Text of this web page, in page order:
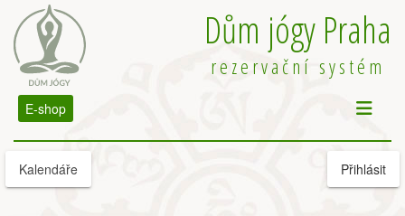
Dům jógy Praha
rezervační systém
E-shop
Kalendáře Přihlásit